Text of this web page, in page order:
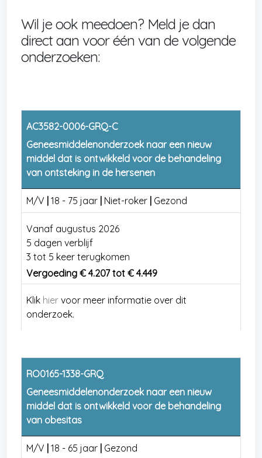
Wil je ook meedoen? Meld je dan
direct aan voor één van de volgende
onderzoeken:
AC3582-0006-GRQ-C
Geneesmiddelenonderzoek naar een nieuw
middel dat is ontwikkeld voor de behandeling
van ontsteking in de hersenen
M/V 18 - 75 jaar Niet-roker Gezond
Vanaf augustus 2026
5 dagen verblijf
3 tot 5 keer terugkomen
Vergoeding € 4.207 tot € 4.449
Klik hier voor meer informatie over dit
onderzoek.
RO0165-1338-GRQ
Geneesmiddelenonderzoek naar een nieuw
middel dat is ontwikkeld voor de behandeling
van obesitas
M/V 18 - 65 jaar Gezond